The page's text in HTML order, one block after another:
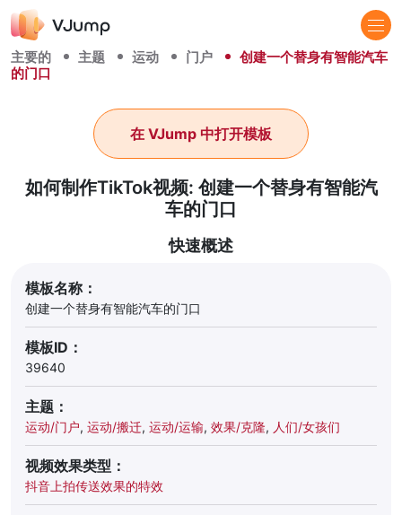
主要的 主题 运动 门户
创建一个替身有智能汽车
的门口
如何制作TikTok视频: 创建一个替身有智能汽
车的门口
在 VJump 中打开模板
快速概述
模板名称：
创建一个替身有智能汽车的门口
模板ID：
39640
主题：
运动/门户, 运动/搬迁, 运动/运输, 效果/克隆, 人们/女孩们
视频效果类型：
抖音上拍传送效果的特效